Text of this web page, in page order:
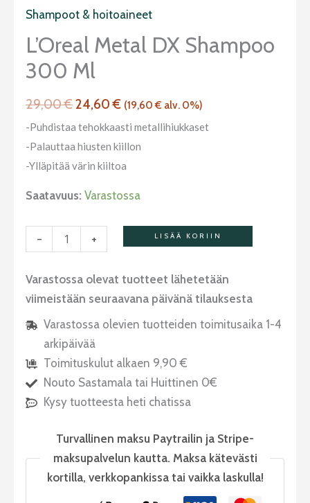
Shampoot & hoitoaineet
L’Oreal Metal DX Shampoo
300 Ml
29,00€
oli:
24,60€
on:
(19,60€ alv. 0%)
-Puhdistaa tehokkaasti metallihiukkaset
-Palauttaa hiusten kiillon
-Ylläpitää värin kiiltoa
Saatavuus: Varastossa
-
DX
300
ml
+ LISÄÄ KORIIN
Varastossa olevat tuotteet lähetetään
viimeistään seuraavana päivänä tilauksesta
Varastossa olevien tuotteiden toimitusaika 1-4
arkipäivää
Toimituskulut alkaen 9,90 €
Nouto Sastamala tai Huittinen 0€
Kysy tuotteesta heti chatissa
Turvallinen maksu Paytrailin ja Stripe-
maksupalvelun kautta. Maksa kätevästi
kortilla, verkkopankissa tai vaikka laskulla!